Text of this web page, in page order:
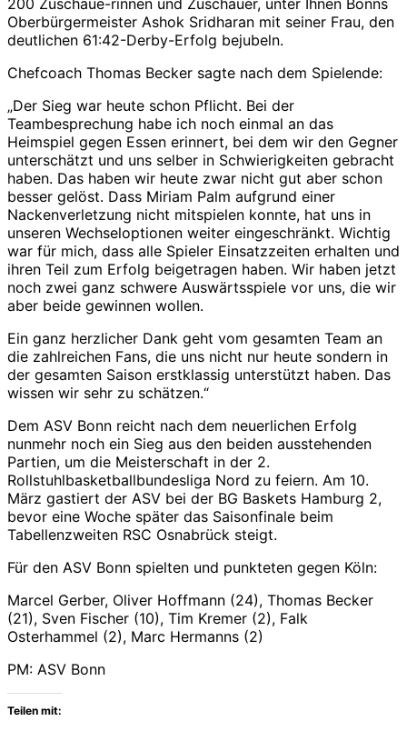
Oberbürgermeister Ashok Sridharan mit seiner Frau, den
deutlichen 61:42-Derby-Erfolg bejubeln.
Chefcoach Thomas Becker sagte nach dem Spielende:
„Der Sieg war heute schon Pflicht. Bei der
Teambesprechung habe ich noch einmal an das
Heimspiel gegen Essen erinnert, bei dem wir den Gegner
unterschätzt und uns selber in Schwierigkeiten gebracht
haben. Das haben wir heute zwar nicht gut aber schon
besser gelöst. Dass Miriam Palm aufgrund einer
Nackenverletzung nicht mitspielen konnte, hat uns in
unseren Wechseloptionen weiter eingeschränkt. Wichtig
war für mich, dass alle Spieler Einsatzzeiten erhalten und
ihren Teil zum Erfolg beigetragen haben. Wir haben jetzt
noch zwei ganz schwere Auswärtsspiele vor uns, die wir
aber beide gewinnen wollen.
Ein ganz herzlicher Dank geht vom gesamten Team an
die zahlreichen Fans, die uns nicht nur heute sondern in
der gesamten Saison erstklassig unterstützt haben. Das
wissen wir sehr zu schätzen.“
Dem ASV Bonn reicht nach dem neuerlichen Erfolg
nunmehr noch ein Sieg aus den beiden ausstehenden
Partien, um die Meisterschaft in der 2.
Rollstuhlbasketballbundesliga Nord zu feiern. Am 10.
März gastiert der ASV bei der BG Baskets Hamburg 2,
bevor eine Woche später das Saisonfinale beim
Tabellenzweiten RSC Osnabrück steigt.
Für den ASV Bonn spielten und punkteten gegen Köln:
Marcel Gerber, Oliver Hoffmann (24), Thomas Becker
(21), Sven Fischer (10), Tim Kremer (2), Falk
Osterhammel (2), Marc Hermanns (2)
PM: ASV Bonn
Teilen mit: